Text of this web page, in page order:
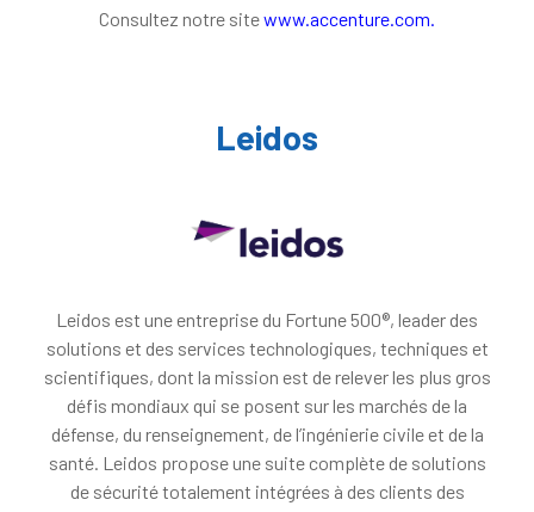
Consultez notre sitewww.accenture.com.
Leidos
Leidos est une entreprise du Fortune 500®, leader des
solutions et des services technologiques, techniques et
scientifiques, dont la mission est de relever les plus gros
défis mondiaux qui se posent sur les marchés de la
défense, du renseignement, de l’ingénierie civile et de la
santé. Leidos propose une suite complète de solutions
de sécurité totalement intégrées à des clients des